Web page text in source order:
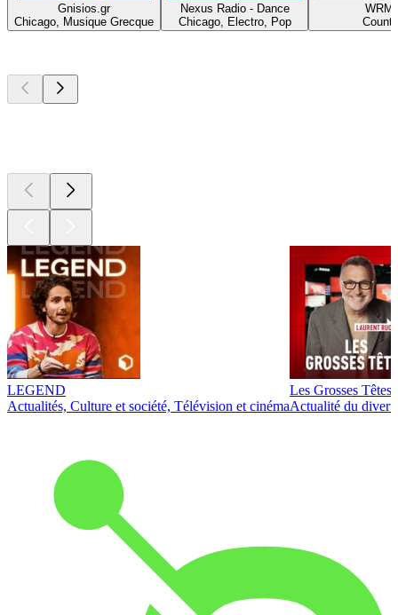
Gnisios.gr
Chicago, Musique Grecque
Nexus Radio - Dance
Chicago, Electro, Pop
LEGEND
Actualités, Culture et société, Télévision et cinéma
Les Grosses Têtes
Actualité du